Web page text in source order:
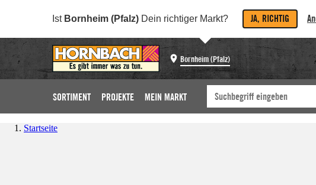
Ist Bornheim (Pfalz) Dein richtiger Markt? JA, RICHTIG
Bornheim (Pfalz)
SORTIMENT PROJEKTE MEIN MARKT
Startseite